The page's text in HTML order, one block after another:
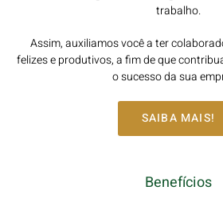
trabalho.
Assim, auxiliamos você a ter
felizes e produtivos, a fim de que
o sucesso da sua
SAIBA MAIS!
Benefícios